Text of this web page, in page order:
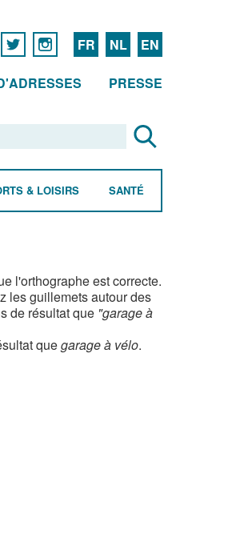
FR NL EN
PRESSE
& LOISIRS SANTÉ
l'orthographe est correcte.
les guillemets autour des
de résultat que "garage à
quegarage à vélo.